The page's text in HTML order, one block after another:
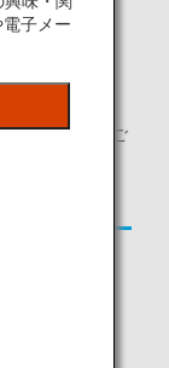
ウンジ：
を除く）
をご
す。
ンジ：
子メー